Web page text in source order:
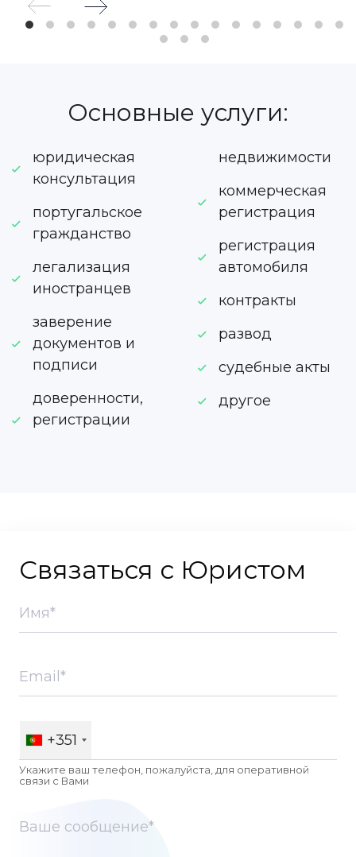
Основные услуги:
юридическая
консультация
португальское
гражданство
легализация
иностранцев
заверение
документов и
подписи
доверенности,
регистрации
недвижимости
коммерческая
регистрация
регистрация
автомобиля
контракты
развод
судебные акты
другое
Связаться с Юристом
+351
Укажите ваш телефон, пожалуйста, для оперативной
связи c Вами